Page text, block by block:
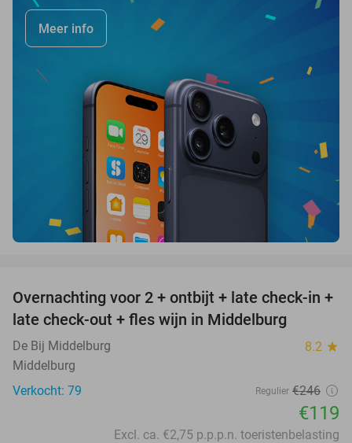
Meer info
52%
Overnachting voor 2 + ontbijt + late check-in +
late check-out + fles wijn in Middelburg
De Bij Middelburg 8.2 star
Middelburg
Verkocht: 79
Regulier €246
€119
Excl. ca. €2,75 p.p.p.n. toeristenbelasting